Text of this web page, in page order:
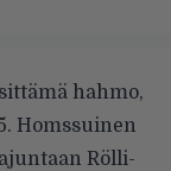
hahmo,
Homssuinen
Rölli-